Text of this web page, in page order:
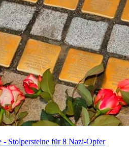
- Stolpersteine für 8 Nazi-Opfer